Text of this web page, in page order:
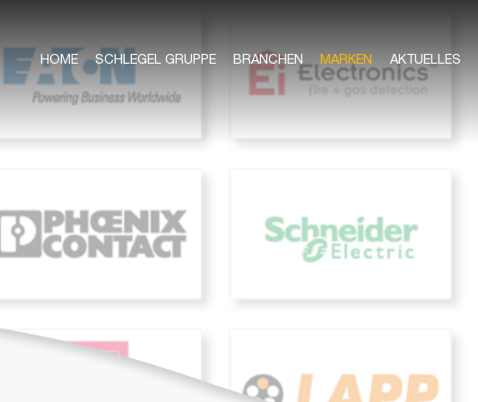
HOME SCHLEGEL GRUPPE BRANCHEN MARKEN AKTUELLES